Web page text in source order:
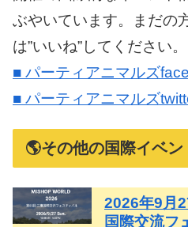
ぶやいています。まだの
は”いいね”してください。
■ パーティアニマルズ
■ パーティアニマルズ
🌎その他の国際イベン
2026年9月
国際交流フ